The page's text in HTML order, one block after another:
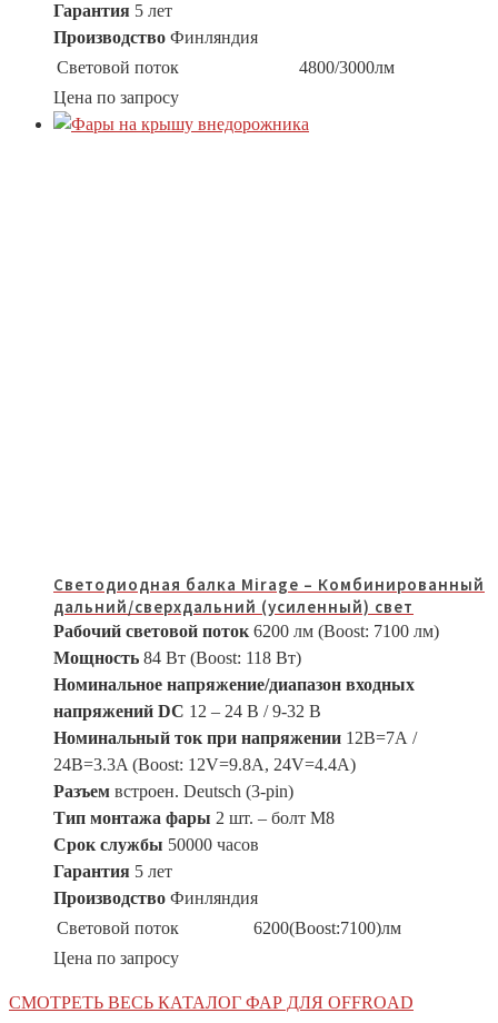
Гарантия 5 лет
Производство Финляндия
Световой поток
4800/3000лм
Цена по запросу
Светодиодная балка Mirage – Комбинированный
дальний/сверхдальний (усиленный) свет
Рабочий световой поток 6200 лм (Boost: 7100 лм)
Мощность 84 Вт (Boost: 118 Вт)
Номинальное напряжение/диапазон входных
напряжений DC 12 – 24 В / 9-32 В
Номинальный ток при напряжении 12В=7А /
24В=3.3A (Boost: 12V=9.8A, 24V=4.4A)
Разъем встроен. Deutsch (3-pin)
Тип монтажа фары 2 шт. – болт М8
Срок службы 50000 часов
Гарантия 5 лет
Производство Финляндия
Световой поток
6200(Boost:7100)лм
Цена по запросу
СМОТРЕТЬ ВЕСЬ КАТАЛОГ ФАР ДЛЯ OFFROAD